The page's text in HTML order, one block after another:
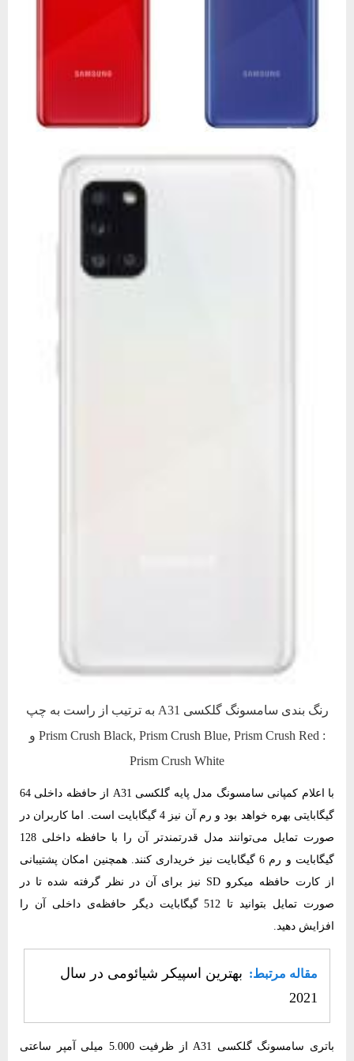
رنگ بندی سامسونگ گلکسی A31 به ترتیب از راست به چپ
: Prism Crush Black, Prism Crush Blue, Prism Crush Red و
Prism Crush White
با اعلام کمپانی سامسونگ مدل پایه گلکسی A31 از حافظه داخلی 64
گیگابایتی بهره خواهد بود و رم آن نیز 4 گیگابایت است. اما کاربران در
صورت تمایل می‌توانند مدل قدرتمندتر آن را با حافظه داخلی 128
گیگابایت و رم 6 گیگابایت نیز خریداری کنند. همچنین امکان پشتیبانی
از کارت حافظه میکرو SD نیز برای آن در نظر گرفته شده تا در
صورت تمایل بتوانید تا 512 گیگابایت دیگر حافظه‌ی داخلی آن را
افزایش دهید.
مقاله مرتبط: بهترین اسپیکر شیائومی در سال
2021
باتری سامسونگ گلکسی A31 از ظرفیت 5.000 میلی آمپر ساعتی